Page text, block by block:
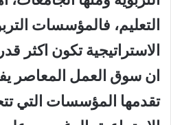
التعليم، فالمؤسسات
الاستراتيجية تكون اكثر
ان سوق العمل المعاصر
تقدمها المؤسسات التي